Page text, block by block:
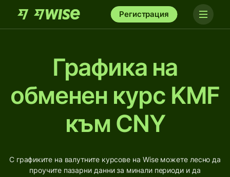
Регистрация
Графика на
обменен курс KMF
към CNY
С графиките на валутните курсове на Wise можете лесно да
проучите пазарни данни за минали периоди и да